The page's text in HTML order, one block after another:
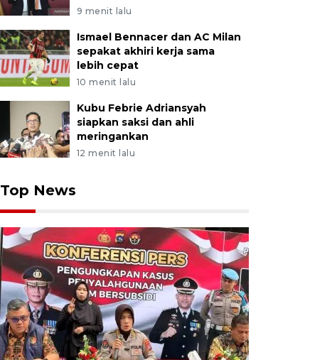
9 menit lalu
Ismael Bennacer dan AC Milan
sepakat akhiri kerja sama
lebih cepat
10 menit lalu
Kubu Febrie Adriansyah
siapkan saksi dan ahli
meringankan
12 menit lalu
Top News